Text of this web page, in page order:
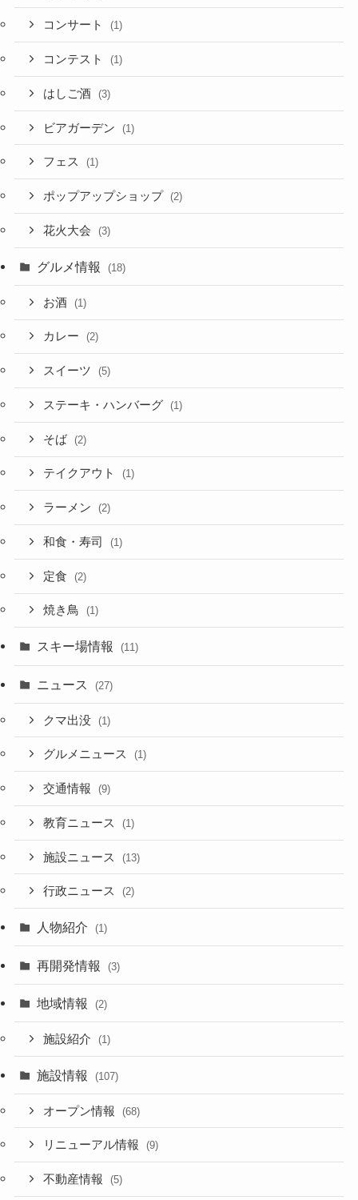
コンサート (1)
コンテスト (1)
はしご酒 (3)
ビアガーデン (1)
フェス (1)
ポップアップショップ (2)
花火大会 (3)
グルメ情報 (18)
お酒 (1)
カレー (2)
スイーツ (5)
ステーキ・ハンバーグ (1)
そば (2)
テイクアウト (1)
ラーメン (2)
和食・寿司 (1)
定食 (2)
焼き鳥 (1)
スキー場情報 (11)
ニュース (27)
クマ出没 (1)
グルメニュース (1)
交通情報 (9)
教育ニュース (1)
施設ニュース (13)
行政ニュース (2)
人物紹介 (1)
再開発情報 (3)
地域情報 (2)
施設紹介 (1)
施設情報 (107)
オープン情報 (68)
リニューアル情報 (9)
不動産情報 (5)